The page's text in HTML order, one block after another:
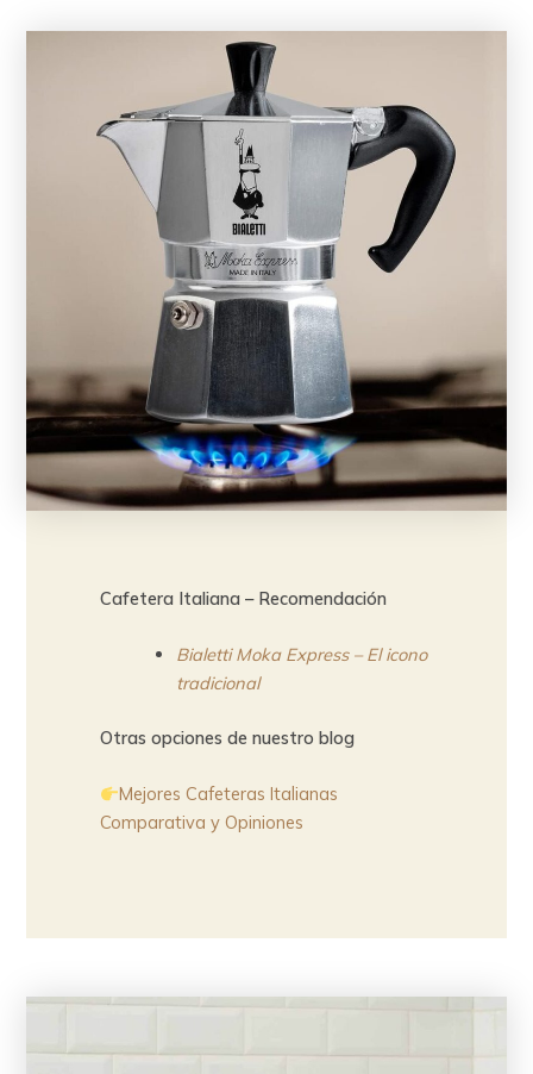
Cafetera Italiana – Recomendación
Bialetti Moka Express – El icono
tradicional
Otras opciones de nuestro blog
Mejores Cafeteras Italianas
Comparativa y Opiniones